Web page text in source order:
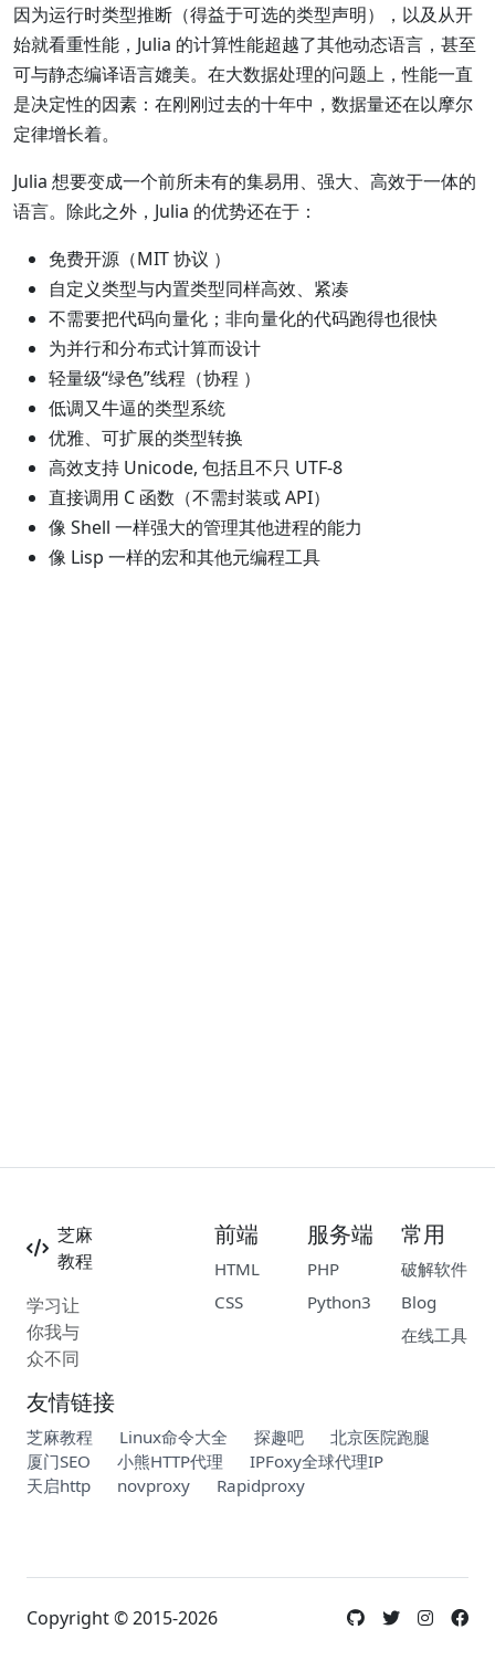
因为运行时类型推断（得益于可选的类型声明），以及从开
始就看重性能，Julia 的计算性能超越了其他动态语言，甚至
可与静态编译语言媲美。在大数据处理的问题上，性能一直
是决定性的因素：在刚刚过去的十年中，数据量还在以摩尔
定律增长着。
Julia 想要变成一个前所未有的集易用、强大、高效于一体的
语言。除此之外，Julia 的优势还在于：
免费开源（MIT 协议 ）
自定义类型与内置类型同样高效、紧凑
不需要把代码向量化；非向量化的代码跑得也很快
为并行和分布式计算而设计
轻量级“绿色”线程（协程 ）
低调又牛逼的类型系统
优雅、可扩展的类型转换
高效支持 Unicode, 包括且不只 UTF-8
直接调用 C 函数（不需封装或 API）
像 Shell 一样强大的管理其他进程的能力
像 Lisp 一样的宏和其他元编程工具
芝麻
教程
学习让
你我与
众不同
前端
HTML
CSS
服务端
PHP
Python3
常用
破解软件
Blog
在线工具
友情链接
芝麻教程 Linux命令大全 探趣吧
北京医院跑腿
厦门SEO
小熊HTTP代理
IPFoxy全球代理IP
天启http
novproxy Rapidproxy
Copyright © 2015-2026